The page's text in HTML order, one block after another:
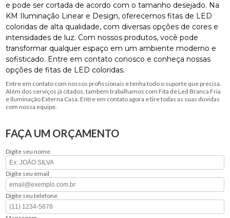
e pode ser cortada de acordo com o tamanho desejado. Na
KM Iluminação Linear e Design, oferecemos fitas de LED
coloridas de alta qualidade, com diversas opções de cores e
intensidades de luz. Com nossos produtos, você pode
transformar qualquer espaço em um ambiente moderno e
sofisticado. Entre em contato conosco e conheça nossas
opções de fitas de LED coloridas.
Entre em contato com nossos profissionais e tenha todo o suporte que precisa.
Além dos serviços já citados, também trabalhamos com Fita de Led Branca Fria
e Iluminação Externa Casa. Entre em contato agora e tire todas as suas dúvidas
com nossa equipe.
FAÇA UM ORÇAMENTO
Digite seu nome
Digite seu email
Digite seu telefone